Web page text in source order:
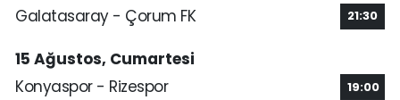
Galatasaray - Çorum FK
21:30
15 Ağustos, Cumartesi
Konyaspor - Rizespor
19:00